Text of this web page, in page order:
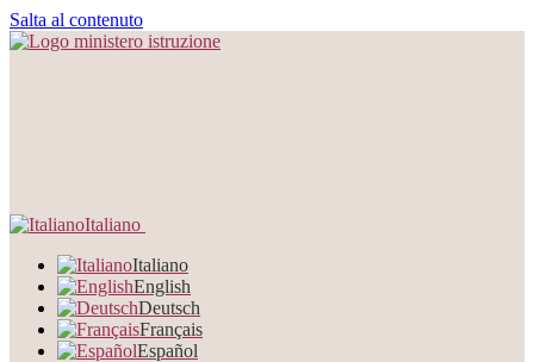
Salta al contenuto
Italiano
Italiano
English
Deutsch
Français
Español